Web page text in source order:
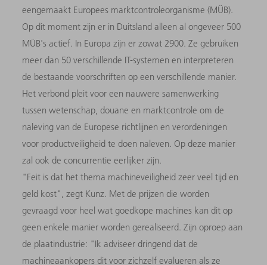
eengemaakt Europees marktcontroleorganisme (MÜB).
Op dit moment zijn er in Duitsland alleen al ongeveer 500
MÜB's actief. In Europa zijn er zowat 2900. Ze gebruiken
meer dan 50 verschillende IT-systemen en interpreteren
de bestaande voorschriften op een verschillende manier.
Het verbond pleit voor een nauwere samenwerking
tussen wetenschap, douane en marktcontrole om de
naleving van de Europese richtlijnen en verordeningen
voor productveiligheid te doen naleven. Op deze manier
zal ook de concurrentie eerlijker zijn.
"Feit is dat het thema machineveiligheid zeer veel tijd en
geld kost", zegt Kunz. Met de prijzen die worden
gevraagd voor heel wat goedkope machines kan dit op
geen enkele manier worden gerealiseerd. Zijn oproep aan
de plaatindustrie: "Ik adviseer dringend dat de
machineaankopers dit voor zichzelf evalueren als ze